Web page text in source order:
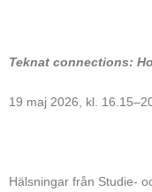
Teknat connections:
19 maj 2026, kl.
Hälsningar från Studie-